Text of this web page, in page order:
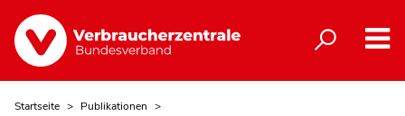
Startseite
Publikationen